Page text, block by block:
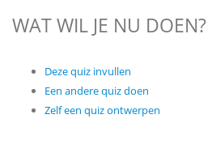
WAT WIL JE NU DOEN?
Deze quiz invullen
Een andere quiz doen
Zelf een quiz ontwerpen